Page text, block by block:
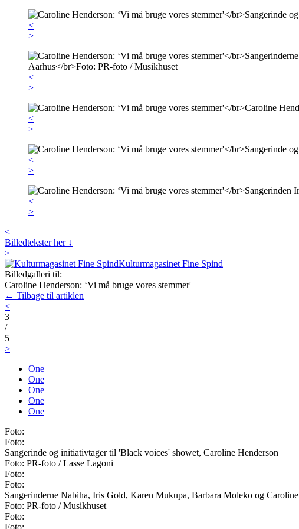
<
>
<
>
<
>
<
>
<
>
<
Billedtekster her ↓
>
Kulturmagasinet Fine Spind
Billedgalleri til:
Caroline Henderson: ‘Vi må bruge vores stemmer'
← Tilbage til artiklen
<
3
/
5
>
One
One
One
One
One
Foto:
Foto:
Sangerinde og initiativtager til 'Black voices' showet, Caroline Henderson
Foto: PR-foto / Lasse Lagoni
Foto:
Foto:
Sangerinderne Nabiha, Iris Gold, Karen Mukupa, Barbara Moleko og
Foto: PR-foto / Musikhuset
Foto:
Foto: